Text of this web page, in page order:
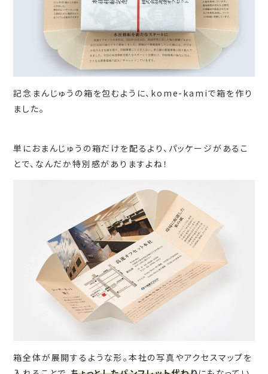
記念まんじゅうの箱を包むように、kome-kamiで箱を作り
ました。
単におまんじゅうの箱だけを配るより、パッケージがあるこ
とで、なんだか特別感がありますよね！
箱全体が展開するような形。本社の写真やアクセスマップを